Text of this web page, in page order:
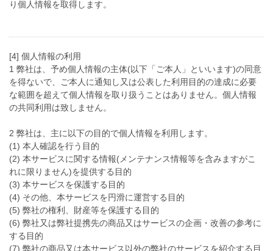
り個人情報を取得します。
[4] 個人情報の利用
1 弊社は、予め個人情報の主体(以下「ご本人」といいます)の同意
を得ないで、ご本人に通知し又は公表した利用目的の達成に必要
な範囲を超えて個人情報を取り扱うことはありません。個人情報
の共同利用は致しません。
2 弊社は、主に以下の目的で個人情報を利用します。
(1) 本人確認を行う目的
(2) 本サービスに関する情報(メンテナンス情報等を含みますがこ
れに限りません)を提供する目的
(3) 本サービスを保護する目的
(4) その他、本サービスを円滑に運営する目的
(5) 弊社の権利、財産等を保護する目的
(6) 弊社又は弊社提携先の商品又はサービスの企画・改善の参考に
する目的
(7) 弊社の商品又は本サービス以外の弊社のサービスを紹介する目